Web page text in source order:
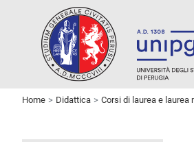
Home Didattica Corsi di laurea e laurea